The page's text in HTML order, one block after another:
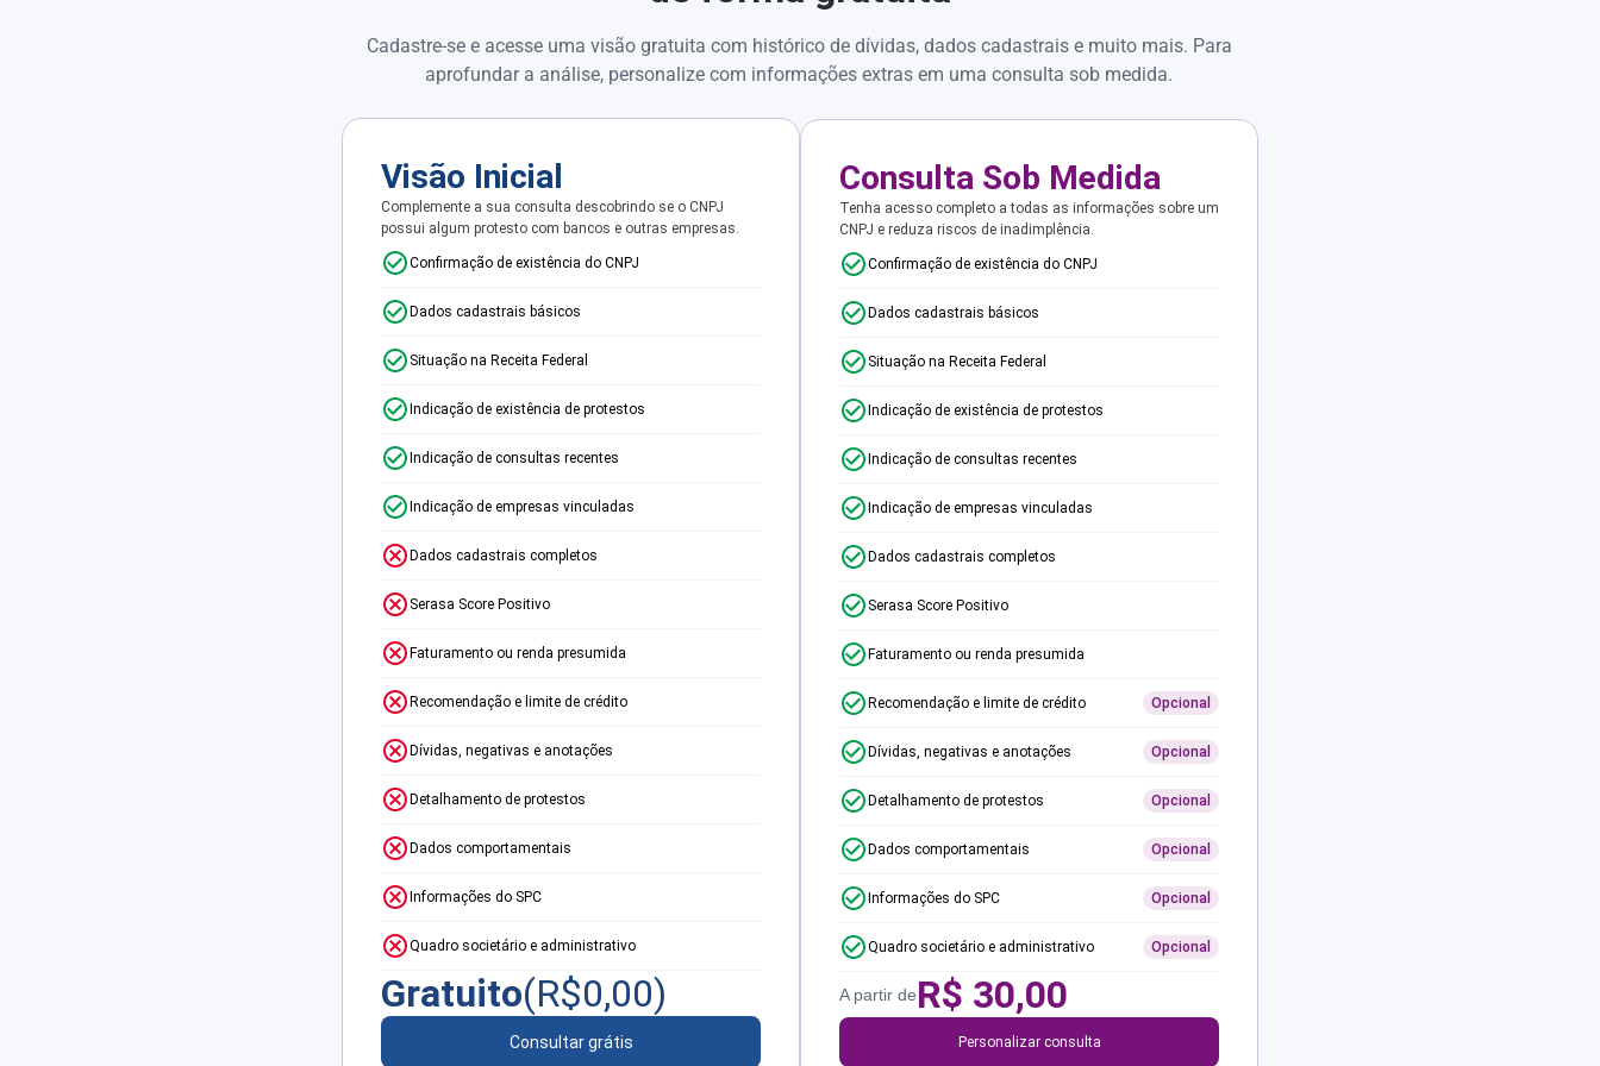
Cadastre-se e acesse uma visão gratuita com histórico de dívidas, dados cadastrais e muito mais. Para
aprofundar a análise, personalize com informações extras em uma consulta sob medida.
Visão Inicial
Complemente a sua consulta descobrindo se o CNPJ
possui algum protesto com bancos e outras empresas.
Confirmação de existência do CNPJ
Dados cadastrais básicos
Situação na Receita Federal
Indicação de existência de protestos
Indicação de consultas recentes
Indicação de empresas vinculadas
Dados cadastrais completos
Serasa Score Positivo
Faturamento ou renda presumida
Recomendação e limite de crédito
Dívidas, negativas e anotações
Detalhamento de protestos
Dados comportamentais
Informações do SPC
Quadro societário e administrativo
Gratuito(R$0,00)
Consultar grátis
Consulta Sob Medida
Tenha acesso completo a todas as informações sobre um
CNPJ e reduza riscos de inadimplência.
Confirmação de existência do CNPJ
Dados cadastrais básicos
Situação na Receita Federal
Indicação de existência de protestos
Indicação de consultas recentes
Indicação de empresas vinculadas
Dados cadastrais completos
Serasa Score Positivo
Faturamento ou renda presumida
Recomendação e limite de crédito Opcional
Dívidas, negativas e anotações Opcional
Detalhamento de protestos Opcional
Dados comportamentais Opcional
Informações do SPC Opcional
Quadro societário e administrativo Opcional
A partir deR$ 30,00
Personalizar consulta